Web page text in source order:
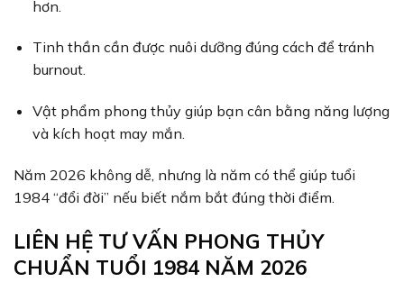
hơn.
Tinh thần cần được nuôi dưỡng đúng cách để tránh
burnout.
Vật phẩm phong thủy giúp bạn cân bằng năng lượng
và kích hoạt may mắn.
Năm 2026 không dễ, nhưng là năm có thể giúp tuổi
1984 “đổi đời” nếu biết nắm bắt đúng thời điểm.
LIÊN HỆ TƯ VẤN PHONG THỦY
CHUẨN TUỔI 1984 NĂM 2026